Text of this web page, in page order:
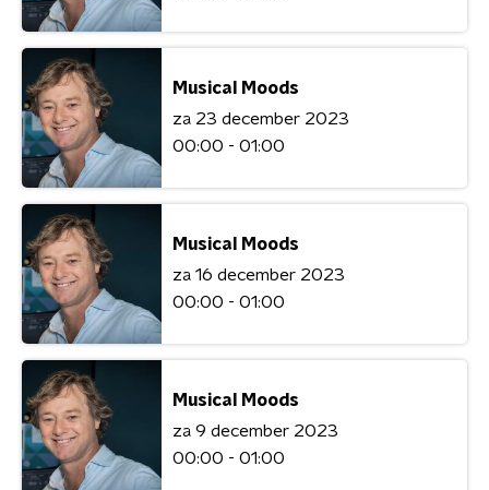
Musical Moods
za 23 december 2023
00:00 - 01:00
Musical Moods
za 16 december 2023
00:00 - 01:00
Musical Moods
za 9 december 2023
00:00 - 01:00